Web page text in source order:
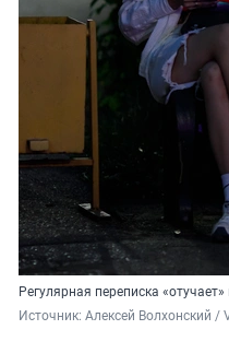
Регулярная переписка
Источник: Алексей Волхонский /